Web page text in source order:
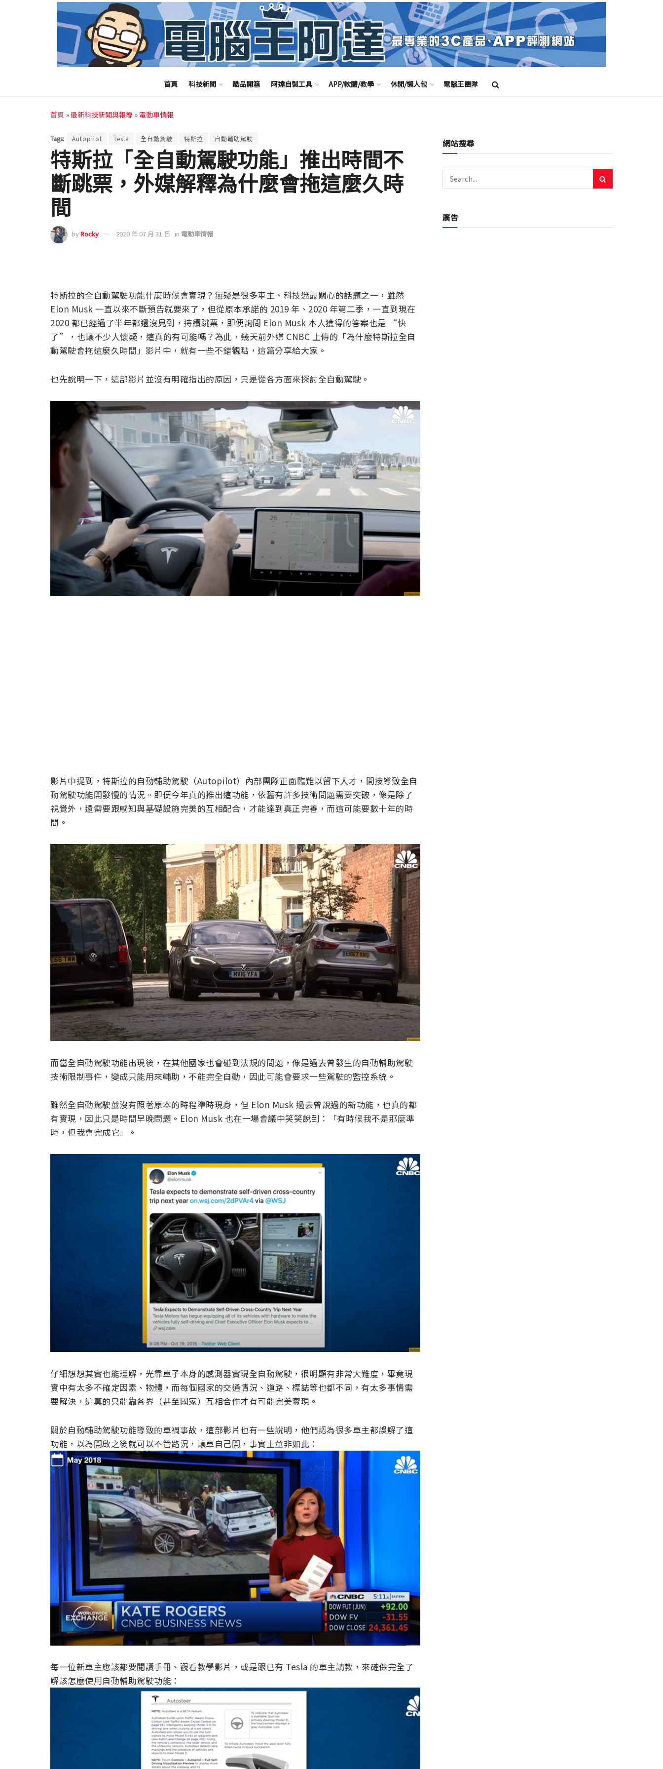
首頁 科技新聞 酷品開箱 阿達自製工具 APP/軟體/教學 休閒/懶人包 電腦王團隊
首頁 »最新科技新聞與報導 » 電動車情報
Tags: Autopilot Tesla 全自動駕駛 特斯拉 自動輔助駕駛
特斯拉「全自動駕駛功能」推出時間不
斷跳票，外媒解釋為什麼會拖這麼久時
間
byRocky 2020 年 07 月 31 日 in 電動車情報
特斯拉的全自動駕駛功能什麼時候會實現？無疑是很多車主、科技迷最關心的話題之一，雖然
Elon Musk 一直以來不斷預告就要來了，但從原本承諾的 2019 年、2020 年第二季，一直到現在
2020 都已經過了半年都還沒見到，持續跳票，即便詢問 Elon Musk 本人獲得的答案也是 “快
了”，也讓不少人懷疑，這真的有可能嗎？為此，幾天前外媒 CNBC 上傳的「為什麼特斯拉全自
動駕駛會拖這麼久時間」影片中，就有一些不錯觀點，這篇分享給大家。
也先說明一下，這部影片並沒有明確指出的原因，只是從各方面來探討全自動駕駛。
影片中提到，特斯拉的自動輔助駕駛（Autopilot）內部團隊正面臨難以留下人才，間接導致全自
動駕駛功能開發慢的情況。即便今年真的推出這功能，依舊有許多技術問題需要突破，像是除了
視覺外，還需要跟感知與基礎設施完美的互相配合，才能達到真正完善，而這可能要數十年的時
間。
而當全自動駕駛功能出現後，在其他國家也會碰到法規的問題，像是過去曾發生的自動輔助駕駛
技術限制事件，變成只能用來輔助，不能完全自動，因此可能會要求一些駕駛的監控系統。
雖然全自動駕駛並沒有照著原本的時程準時現身，但 Elon Musk 過去曾說過的新功能，也真的都
有實現，因此只是時間早晚問題。Elon Musk 也在一場會議中笑笑說到：「有時候我不是那麼準
時，但我會完成它」。
仔細想想其實也能理解，光靠車子本身的感測器實現全自動駕駛，很明顯有非常大難度，畢竟現
實中有太多不確定因素、物體，而每個國家的交通情況、道路、標誌等也都不同，有太多事情需
要解決，這真的只能靠各界（甚至國家）互相合作才有可能完美實現。
關於自動輔助駕駛功能導致的車禍事故，這部影片也有一些說明，他們認為很多車主都誤解了這
功能，以為開啟之後就可以不管路況，讓車自己開，事實上並非如此：
每一位新車主應該都要閱讀手冊、觀看教學影片，或是跟已有 Tesla 的車主請教，來確保完全了
解該怎麼使用自動輔助駕駛功能：
網站搜尋
廣告